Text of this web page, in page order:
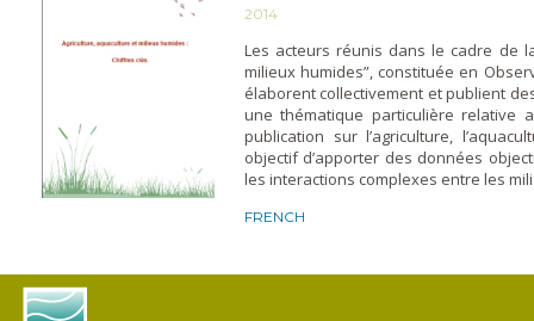
2014
Les acteurs réunis dans le cadre de
milieux humides”, constituée en
élaborent collectivement et publient
une thématique particulière relative
publication sur l’agriculture,
objectif d’apporter des données
les interactions complexes entre les
FRENCH